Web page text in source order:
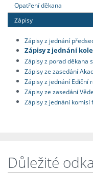
Opatření děkana
Zápisy
Zápisy z jednání
Zápisy z jednání
Zápisy z porad děkana
Zápisy ze zasedání
Zápisy z jednání Ediční
Zápisy ze zasedání
Zápisy z jednání komisí
Důležité